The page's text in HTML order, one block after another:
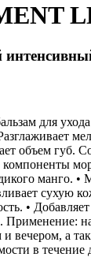
для
объем губ.
манго. •
сухую
•
Применение:
и вечером, а
в течение